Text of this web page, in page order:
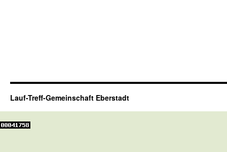
Lauf-Treff-Gemeinschaft Eberstadt